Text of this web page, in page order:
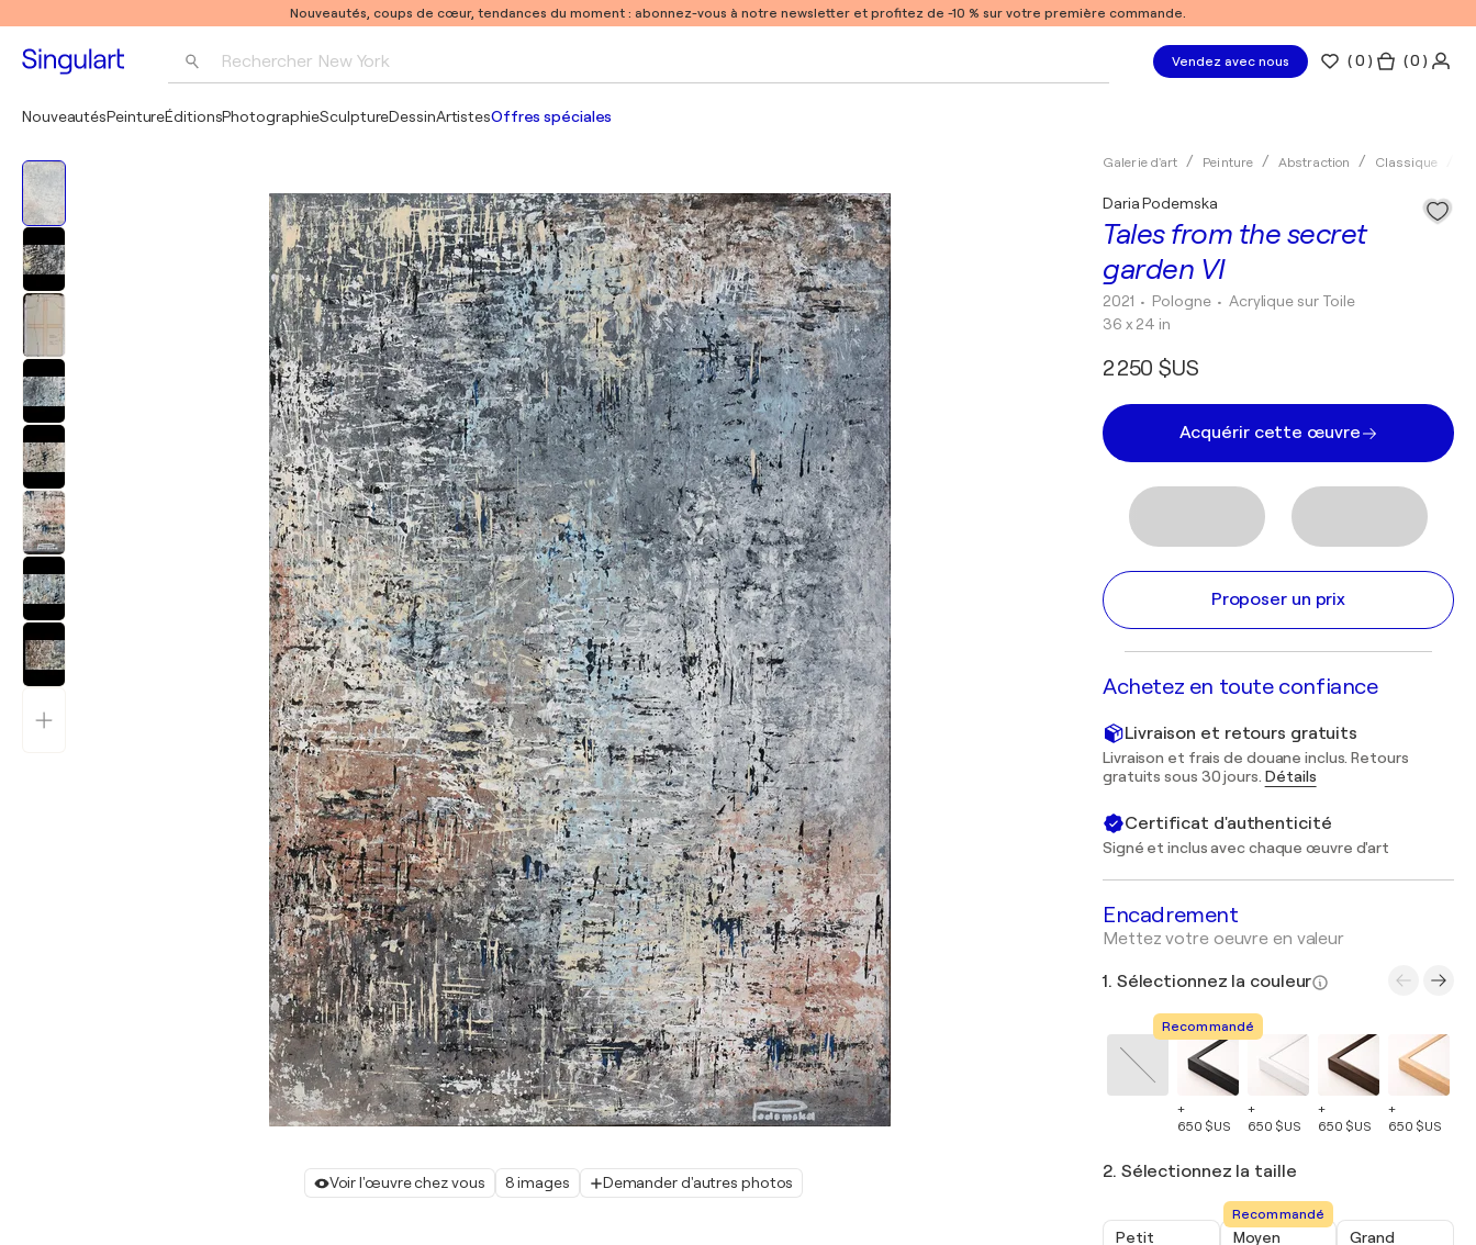
Nouveautés, coups de cœur, tendances du moment : abonnez-vous à notre newsletter et profitez de -10 % sur votre première commande.
Rechercher New York
Pablo Picasso
Vendez avec nous (0 ) ( 0 )
NouveautésPeintureÉditionsPhotographieSculptureDessinArtistesOffres spéciales
Voir l'œuvre chez vous 8 images Demander d'autres photos
Galerie d'art Peinture Abstraction Classique
Tales from the secret
garden VI
Daria Podemska
2021 • Pologne • Acrylique sur Toile
36 x 24 in
2 250 $US
Acquérir cette œuvre
Proposer un prix
Achetez en toute confiance
Livraison et retours gratuits
Livraison et frais de douane inclus. Retours
gratuits sous 30 jours. Détails
Certificat d'authenticité
Signé et inclus avec chaque œuvre d'art
Encadrement
Mettez votre oeuvre en valeur
1. Sélectionnez la couleur
Recommandé
+
650 $US
+
650 $US
+
650 $US
+
650 $US
2. Sélectionnez la taille
Petit
Recommandé
Moyen
Grand